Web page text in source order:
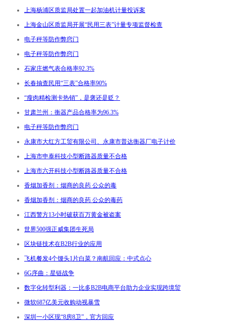
上海杨浦区质监局处置一起加油机计量投诉案
上海金山区质监局开展“民用三表”计量专项监督检查
电子秤等防作弊窍门
电子秤等防作弊窍门
石家庄燃气表合格率92.3%
长春抽查民用“三表”合格率90%
“瘦肉精检测卡热销”，是褒还是贬？
甘肃兰州：衡器产品合格率为96.3%
电子秤等防作弊窍门
永康市大红方工贸有限公司、永康市普达衡器厂电子计价
上海市申泰科技小型断路器质量不合格
上海市六开科技小型断路器质量不合格
香烟加香剂：烟商的良药 公众的毒
香烟加香剂：烟商的良药 公众的毒药
江西警方13小时破获百万黄金被盗案
世界500强正威集团生死局
区块链技术在B2B行业的应用
飞机餐发4个馒头1片白菜？南航回应：中式点心
6G序曲：星链战争
数字化转型利器：一比多B2B电商平台助力企业实现跨境贸
微软687亿美元收购动视暴雪
深圳一小区现“8房8卫”，官方回应